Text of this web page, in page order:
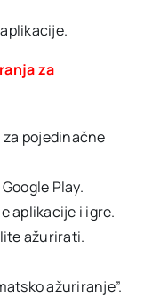
za
pojedinačne
Play.
aplikacije i igre.
ažurirati.
ažuriranje”.